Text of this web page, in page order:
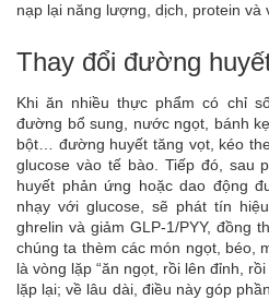
nạp lại năng lượng, dịch, protein và
Thay đổi đường
Khi ăn nhiều thực phẩm có chỉ
đường bổ sung, nước ngọt, bánh
bột… đường huyết tăng vọt, kéo
glucose vào tế bào. Tiếp đó, sau
huyết phản ứng hoặc dao động
nhạy với glucose, sẽ phát tín
ghrelin và giảm GLP-1/PYY, đồng
chúng ta thèm các món ngọt, béo,
là vòng lặp “ăn ngọt, rồi lên đỉnh,
lặp lại; về lâu dài, điều này góp